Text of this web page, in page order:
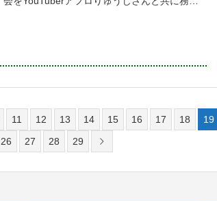
11 12 13 14 15 16 17 18
19
26 27 28 29